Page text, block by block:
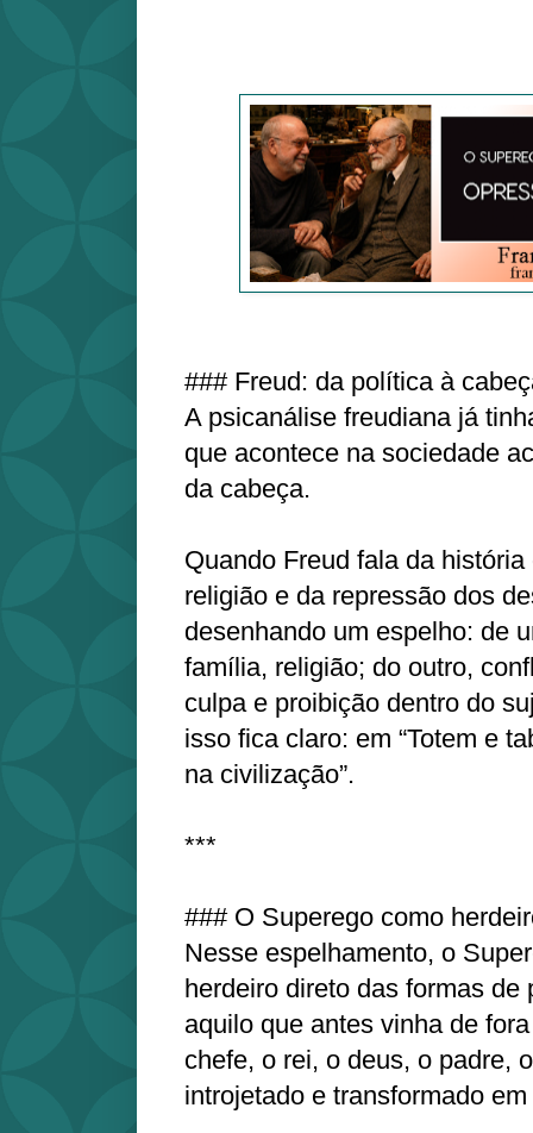
### Freud: da política à
A psicanálise freudiana já
que acontece na sociedade
da cabeça.
Quando Freud fala da
religião e da repressão dos
desenhando um espelho: de
família, religião; do outro,
culpa e proibição dentro do
isso fica claro: em “Totem e
na civilização”.
***
### O Superego como
Nesse espelhamento, o
herdeiro direto das formas de
aquilo que antes vinha de
chefe, o rei, o deus, o padre,
introjetado e transformado